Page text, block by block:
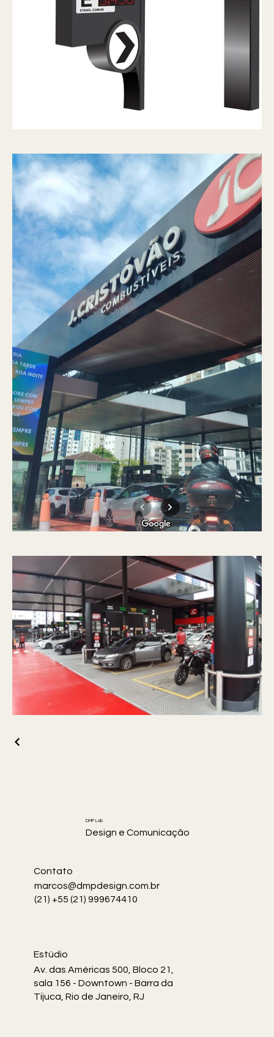
DMP Lab
Design e Comunicação
Contato
marcos@dmpdesign.com.br
(21) +55 (21) 999674410
Estúdio
Av. das Américas 500, Bloco 21,
sala 156 - Downtown - Barra da
Tijuca, Rio de Janeiro, RJ